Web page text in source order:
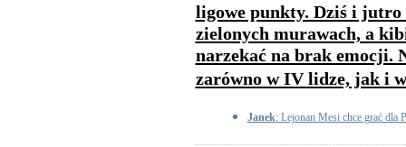
ligowe punkty. Dziś i jutro
zielonych murawach, a
narzekać na brak emocji.
zarówno w IV lidze, jak i
Janek: Lejonan Mesi chce grać dla